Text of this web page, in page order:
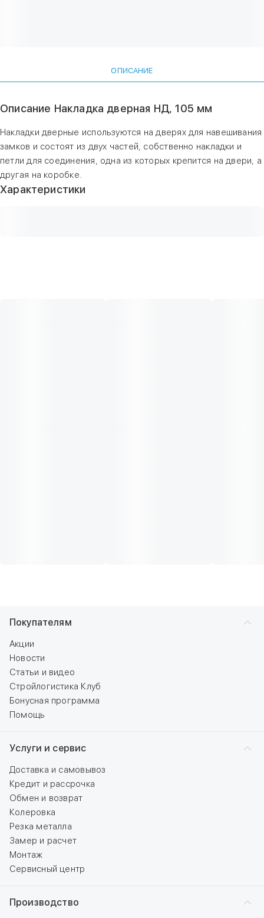
ОПИСАНИЕ
Описание Накладка дверная НД, 105 мм
Накладки дверные используются на дверях для навешивания
замков и состоят из двух частей, собственно накладки и
петли для соединения, одна из которых крепится на двери, а
другая на коробке.
Характеристики
Покупателям
Акции
Новости
Статьи и видео
Стройлогистика Клуб
Бонусная программа
Помощь
Услуги и сервис
Доставка и самовывоз
Кредит и рассрочка
Обмен и возврат
Колеровка
Резка металла
Замер и расчет
Монтаж
Сервисный центр
Производство